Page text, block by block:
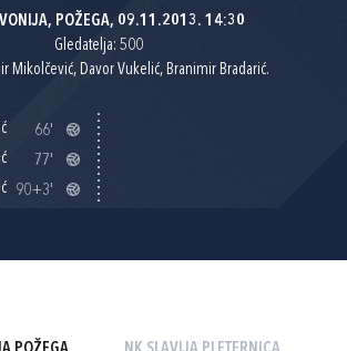
POŽEGA, 09.11.2013. 14:30
Gledatelja: 500
Mikolčević, Davor Vukelić, Branimir Bradarić.
66'
77'
90+3'